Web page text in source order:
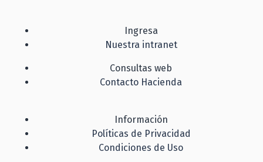
Ingresa
Nuestra intranet
Consultas web
Contacto Hacienda
Información
Políticas de Privacidad
Condiciones de Uso